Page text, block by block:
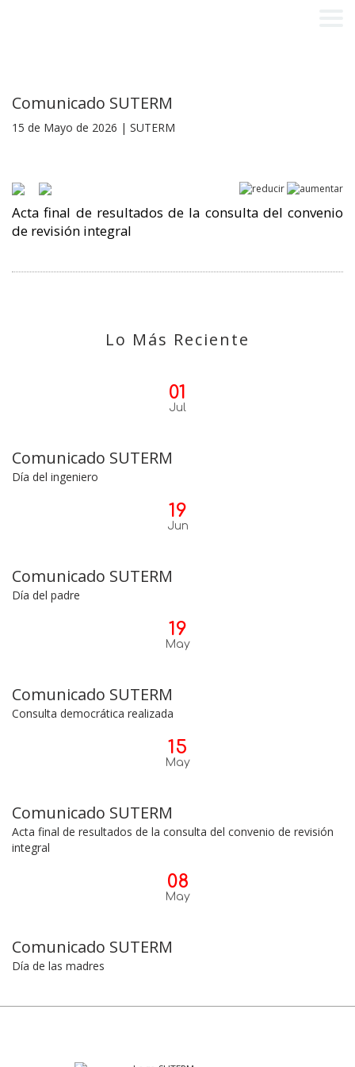
Comunicado SUTERM
15 de Mayo de 2026 | SUTERM
Acta final de resultados de la consulta del convenio
de revisión integral
Lo Más Reciente
01
Jul
Comunicado SUTERM
Día del ingeniero
19
Jun
Comunicado SUTERM
Día del padre
19
May
Comunicado SUTERM
Consulta democrática realizada
15
May
Comunicado SUTERM
Acta final de resultados de la consulta del convenio de revisión
integral
08
May
Comunicado SUTERM
Día de las madres